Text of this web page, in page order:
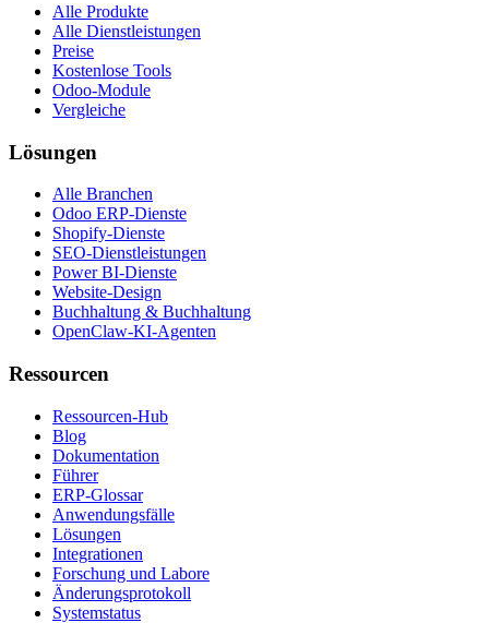
Alle Produkte
Alle Dienstleistungen
Preise
Kostenlose Tools
Odoo-Module
Vergleiche
Lösungen
Alle Branchen
Odoo ERP-Dienste
Shopify-Dienste
SEO-Dienstleistungen
Power BI-Dienste
Website-Design
Buchhaltung & Buchhaltung
OpenClaw-KI-Agenten
Ressourcen
Ressourcen-Hub
Blog
Dokumentation
Führer
ERP-Glossar
Anwendungsfälle
Lösungen
Integrationen
Forschung und Labore
Änderungsprotokoll
Systemstatus